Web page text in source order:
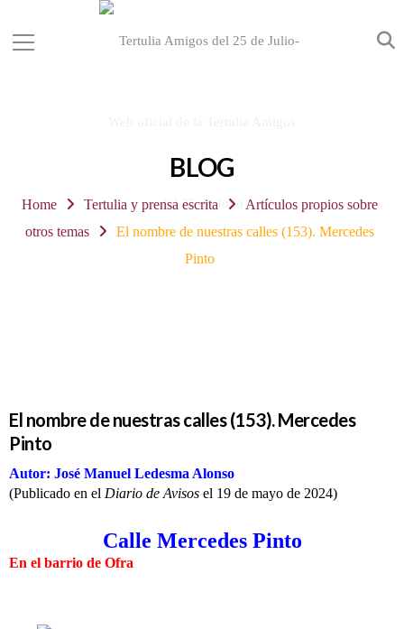
BLOG
Home Tertulia y prensa escrita
Artículos propios sobre
otros temas
El nombre de nuestras calles (153). Mercedes
Pinto
El nombre de nuestras calles (153). Mercedes
Pinto
Autor: José Manuel Ledesma Alonso
(Publicado en el Diario de Avisos el 19 de mayo de 2024)
Calle Mercedes Pinto
En el barrio de Ofra